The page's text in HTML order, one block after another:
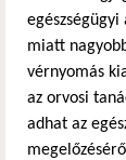
miatt
vérnyomás
az orvosi
adhat az